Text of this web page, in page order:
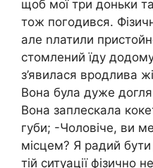
щоб мої три доньки
тож погодився.
але nлатили
стомлений їду
з’явилася вродлива
Вона була дуже
Вона заплескала
губи; -Чоловіче, ви
місцем? Я радий
тій ситуації фізично